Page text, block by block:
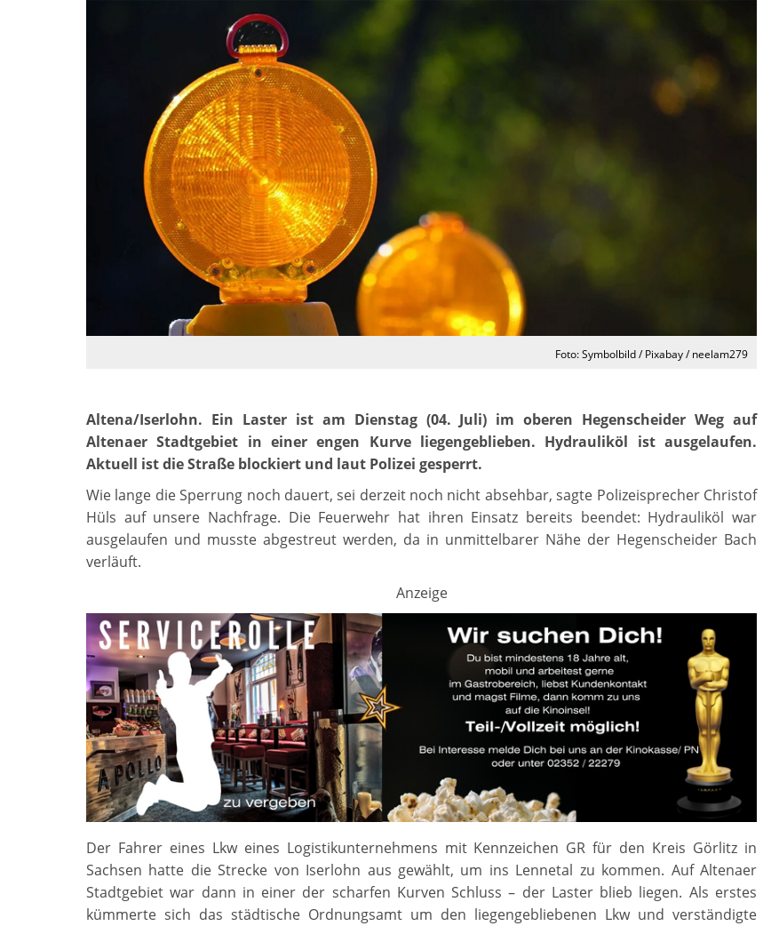
Foto: Symbolbild / Pixabay / neelam279
Altena/Iserlohn. Ein Laster ist am Dienstag (04. Juli) im oberen Hegenscheider Weg auf
Altenaer Stadtgebiet in einer engen Kurve liegengeblieben. Hydrauliköl ist ausgelaufen.
Aktuell ist die Straße blockiert und laut Polizei gesperrt.
Wie lange die Sperrung noch dauert, sei derzeit noch nicht absehbar, sagte Polizeisprecher Christof
Hüls auf unsere Nachfrage. Die Feuerwehr hat ihren Einsatz bereits beendet: Hydrauliköl war
ausgelaufen und musste abgestreut werden, da in unmittelbarer Nähe der Hegenscheider Bach
verläuft.
Anzeige
Der Fahrer eines Lkw eines Logistikunternehmens mit Kennzeichen GR für den Kreis Görlitz in
Sachsen hatte die Strecke von Iserlohn aus gewählt, um ins Lennetal zu kommen. Auf Altenaer
Stadtgebiet war dann in einer der scharfen Kurven Schluss – der Laster blieb liegen. Als erstes
kümmerte sich das städtische Ordnungsamt um den liegengebliebenen Lkw und verständigte